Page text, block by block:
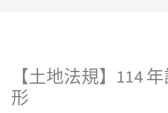
【土地法規】114
形